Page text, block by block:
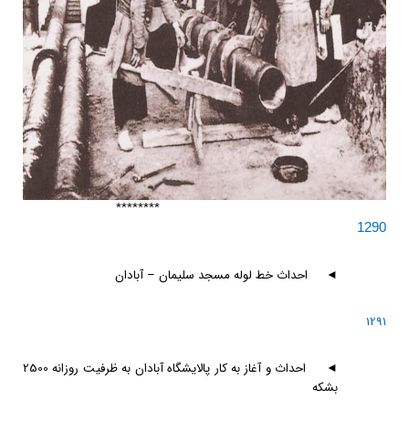
********
1290
◄ احداث خط لوله مسجد سليمان – آبادان
1291
◄
احداث و آغاز به كار پالايشگاه آبادان به ظرفيت روزانه 2500
بشكه